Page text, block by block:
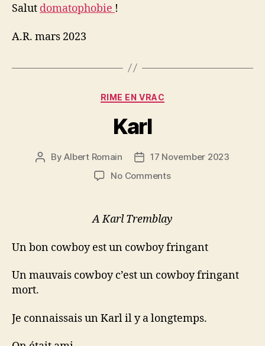
Salut domatophobie !
A.R. mars 2023
Categories
RIME EN VRAC
Karl
PostByAlbert Romain
Post17 November 2023
No Commentson
A Karl Tremblay
Un bon cowboy est un cowboy fringant
Un mauvais cowboy c’est un cowboy fringant
mort.
Je connaissais un Karl il y a longtemps.